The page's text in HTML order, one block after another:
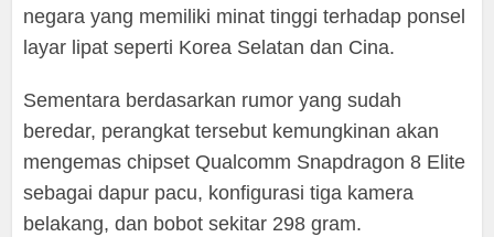
negara yang memiliki minat tinggi terhadap ponsel
layar lipat seperti Korea Selatan dan Cina.
Sementara berdasarkan rumor yang sudah
beredar, perangkat tersebut kemungkinan akan
mengemas chipset Qualcomm Snapdragon 8 Elite
sebagai dapur pacu, konfigurasi tiga kamera
belakang, dan bobot sekitar 298 gram.